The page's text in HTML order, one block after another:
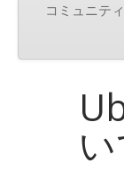
コミュニティ